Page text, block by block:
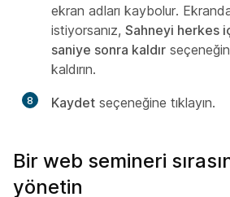
ekran adları kaybolur. Ekranda
istiyorsanız, Sahneyi herkes
saniye sonra kaldır
kaldırın.
8 Kaydet seçeneğine tıklayın.
Bir web semineri
yönetin